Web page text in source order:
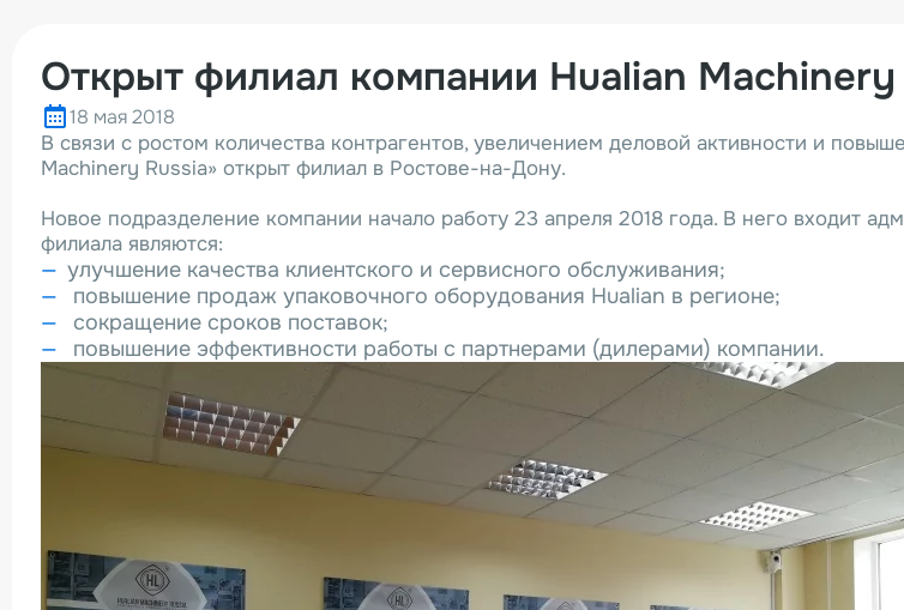
Открыт филиал компании Hualian
18 мая 2018
В связи с ростом количества контрагентов, увеличением деловой активности и
Machinery Russia» открыт филиал в Ростове-на-Дону.
Новое подразделение компании начало работу 23 апреля 2018 года. В него входит
филиала являются:
улучшение качества клиентского и сервисного обслуживания;
повышение продаж упаковочного оборудования Hualian в регионе;
сокращение сроков поставок;
повышение эффективности работы с партнерами (дилерами) компании.